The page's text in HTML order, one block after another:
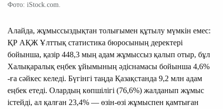
Фото: iStock.com.
Алайда, жұмыссыздықтан толығымен құтылу мүмкін емес:
ҚР АҚЖ Ұлттық статистика бюросының деректері
бойынша, қазір 448,3 мың адам жұмыссыз қалып отыр, бұл
Халықаралық еңбек ұйымының әдіснамасы бойынша 4,6%
-ға сәйкес келеді. Бүгінгі таңда Қазақстанда 9,2 млн адам
еңбек етеді. Олардың көпшілігі (76,6%) жалданып жұмыс
істейді, ал қалған 23,4% — өзін-өзі жұмыспен қамтыған